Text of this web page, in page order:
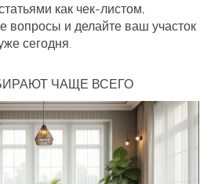
как чек‑листом,
вопросы и делайте ваш участок
сегодня.
ЧАЩЕ ВСЕГО